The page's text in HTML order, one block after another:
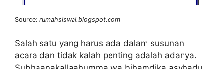
Source: rumahsiswai.blogspot.com
Salah satu yang harus ada dalam susunan
acara dan tidak kalah penting adalah adanya.